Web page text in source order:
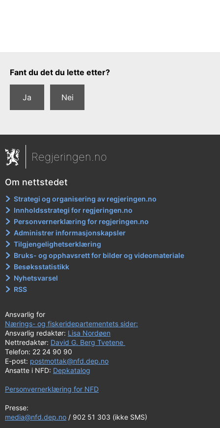
Tilbakemeldingsskjema
Fant du det du lette etter?
Ja Nei
Regjeringen.no
Om nettstedet
Strategi og organisering av regjeringen.no
Innholdsstrategi for regjeringen.no
Personvernerklæring for regjeringen.no
Administrer informasjonskapsler
Tilgjengelighetserklæring
Bruks- og opphavsrett for bilder og videomateriale
Besøksstatistikk
Nyhetsvarsel
RSS
Ansvarlig for
Nærings- og fiskeridepartementets sider:
Ansvarlig redaktør: Lisa Nordøen
Nettredaktør: David G. Berg Tvetene
Telefon: 22 24 90 90
E-post: postmottak@nfd.dep.no
Ansatte i NFD: Depkatalog
Personvernerklæring for NFD
Presse:
media@nfd.dep.no / 902 51 303 (ikke SMS)